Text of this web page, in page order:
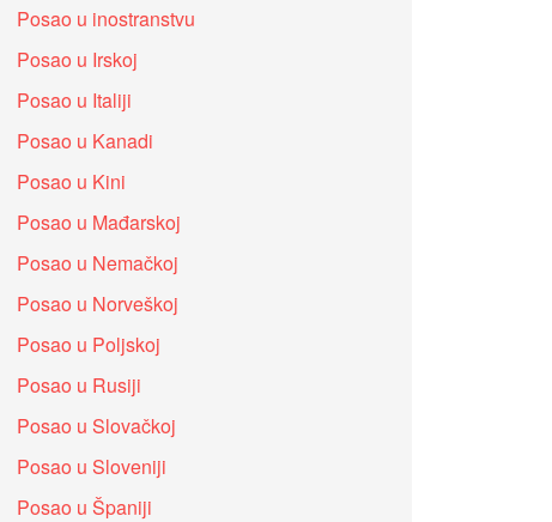
Posao u inostranstvu
Posao u Irskoj
Posao u Italiji
Posao u Kanadi
Posao u Kini
Posao u Mađarskoj
Posao u Nemačkoj
Posao u Norveškoj
Posao u Poljskoj
Posao u Rusiji
Posao u Slovačkoj
Posao u Sloveniji
Posao u Španiji